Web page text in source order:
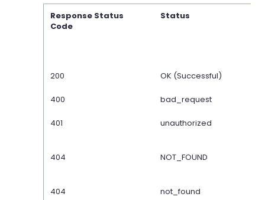
Response Status
Code
Status
200 OK (Successful)
400 bad_request
401 unauthorized
404 NOT_FOUND
404 not_found